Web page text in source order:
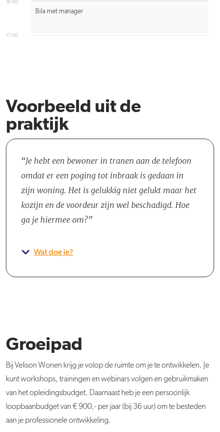
16:00
17:00
Bila met manager
Voorbeeld uit de
praktijk
Je hebt een bewoner in tranen aan de telefoon
omdat er een poging tot inbraak is gedaan in
zijn woning. Het is gelukkig niet gelukt maar het
kozijn en de voordeur zijn wel beschadigd. Hoe
ga je hiermee om?
Wat doe je?
Groeipad
Bij Velison Wonen krijg je volop de ruimte om je te ontwikkelen. Je
kunt workshops, trainingen en webinars volgen en gebruikmaken
van het opleidingsbudget. Daarnaast heb je een persoonlijk
loopbaanbudget van € 900,- per jaar (bij 36 uur) om te besteden
aan je professionele ontwikkeling.